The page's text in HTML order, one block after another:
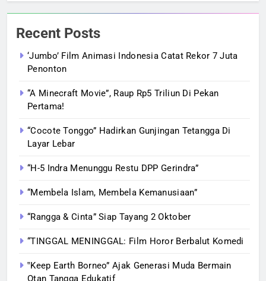
Recent Posts
‘Jumbo’ Film Animasi Indonesia Catat Rekor 7 Juta
Penonton
“A Minecraft Movie”, Raup Rp5 Triliun Di Pekan
Pertama!
“Cocote Tonggo” Hadirkan Gunjingan Tetangga Di
Layar Lebar
“H-5 Indra Menunggu Restu DPP Gerindra”
“Membela Islam, Membela Kemanusiaan”
“Rangga & Cinta” Siap Tayang 2 Oktober
“TINGGAL MENINGGAL: Film Horor Berbalut Komedi
‟Keep Earth Borneo” Ajak Generasi Muda Bermain
Otan Tangga Edukatif